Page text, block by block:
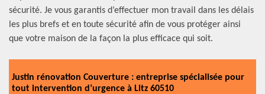
sécurité. Je vous garantis d’effectuer mon travail dans les délais
les plus brefs et en toute sécurité afin de vous protéger ainsi
que votre maison de la façon la plus efficace qui soit.
Justin rénovation Couverture : entreprise spécialisée pour
tout intervention d’urgence à Litz 60510